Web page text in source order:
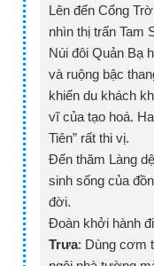
Lên đến Cổng
nhìn thị trấn Tam
Núi đôi Quản Bạ
và ruộng bậc
khiến du khách
vĩ của tạo hoá.
Tiên” rất thi vị.
Đến thăm Làng
sinh sống của
đời.
Đoàn khởi hành
Trưa: Dùng cơm